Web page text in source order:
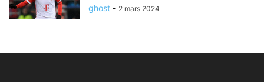
ghost - 2 mars 2024